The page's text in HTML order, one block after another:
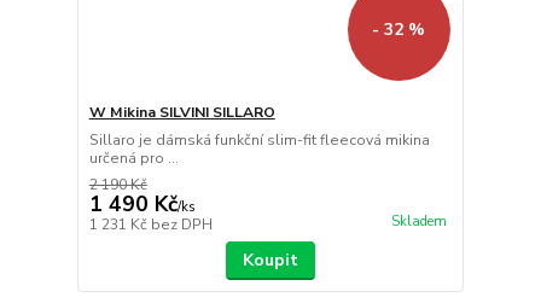
- 32 %
W Mikina SILVINI SILLARO
Sillaro je dámská funkční slim-fit fleecová mikina
určená pro ...
2 190 Kč
1 490 Kč/ks
1 231 Kč bez DPH Skladem
Koupit